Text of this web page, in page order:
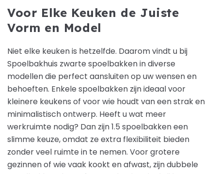
Voor Elke Keuken de Juiste
Vorm en Model
Niet elke keuken is hetzelfde. Daarom vindt u bij
Spoelbakhuis zwarte spoelbakken in diverse
modellen die perfect aansluiten op uw wensen en
behoeften. Enkele spoelbakken zijn ideaal voor
kleinere keukens of voor wie houdt van een strak en
minimalistisch ontwerp. Heeft u wat meer
werkruimte nodig? Dan zijn 1.5 spoelbakken een
slimme keuze, omdat ze extra flexibiliteit bieden
zonder veel ruimte in te nemen. Voor grotere
gezinnen of wie vaak kookt en afwast, zijn dubbele